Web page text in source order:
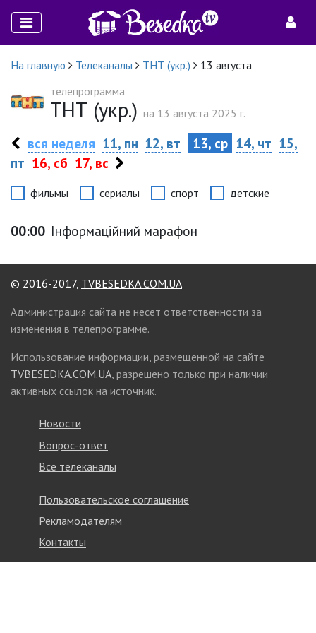
На главную Телеканалы ТНТ (укр.)
13 августа
телепрограмма
ТНТ (укр.) на 13 августа 2025 г.
вся неделя 11, пн 12, вт 13, ср 14, чт 15,
пт 16, сб 17, вс
фильмы сериалы спорт детские
00:00 Інформаційний марафон
© 2016-2017, TVBESEDKA.COM.UA
Администрация сайта не несет ответственности за
изменения в телепрограмме.
Использование информации, размещенной на сайте
TVBESEDKA.COM.UA, разрешено только при наличии
активных ссылок на источник.
Новости
Вопрос-ответ
Все телеканалы
Пользовательское соглашение
Рекламодателям
Контакты